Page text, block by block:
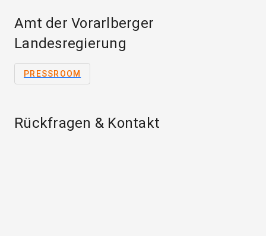
Amt der Vorarlberger
Landesregierung
PRESSROOM
Rückfragen & Kontakt